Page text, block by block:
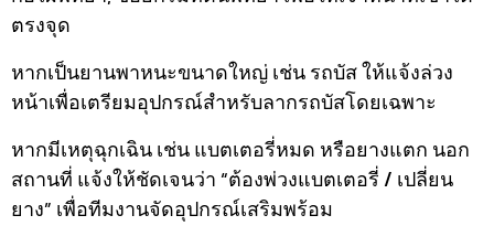
ตรงจุด
หากเป็นยานพาหนะขนาดใหญ่ เช่น รถบัส ให้แจ้งล่วง
หน้าเพื่อเตรียมอุปกรณ์สำหรับลากรถบัสโดยเฉพาะ
หากมีเหตุฉุกเฉิน เช่น แบตเตอรี่หมด หรือยางแตก นอก
สถานที่ แจ้งให้ชัดเจนว่า “ต้องพ่วงแบตเตอรี่ / เปลี่ยน
ยาง” เพื่อทีมงานจัดอุปกรณ์เสริมพร้อม